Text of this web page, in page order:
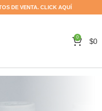
DE VENTA. CLICK AQUÍ
0 $0